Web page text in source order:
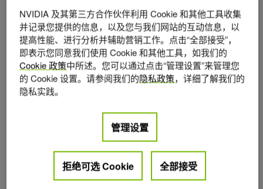
传感器实现更快的数据传输，开发人员有了更多的工具来构
建加速的 AI 管道。
前端传感器的实时人工智能处理
NVIDIA Clara Holoscan 通过 ConnectX SmartNIC 和
RDMA 绕过 CPU 。这允许传感器将数据高速以太网输出到
AI 计算系统。结果是边缘 AI 的性能无与伦比。
传统的 GStreamer 和基于 OpenGL 的内窥镜管道在 1080p
60 Hz 的流上具有 220 ms 的端到端延迟，而使用 Clara
NVIDIA 及其第三方合作伙伴利用 Cookie 和其他工具收集
并记录您提供的信息，以及您与我们网站的互动信息，以
提高性能、进行分析并辅助营销工作。点击“全部接受”，
即表示您同意我们使用 Cookie 和其他工具，如我们的
Cookie 政策中所述。您可以通过点击“管理设置”来管理您
的 Cookie 设置。请参阅我们的隐私政策，详细了解我们的
隐私实践。
管理设置
拒绝可选 Cookie 全部接受